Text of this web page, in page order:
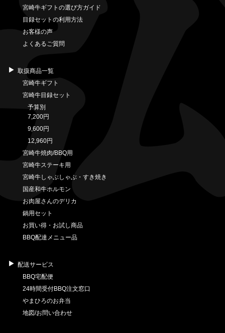
宮崎牛ギフトの選び方ガイド
目録セットの利用方法
お客様の声
よくあるご質問
取扱商品一覧
宮崎牛ギフト
宮崎牛目録セット
予算別
7,200円
9,600円
12,960円
宮崎牛焼肉/BBQ用
宮崎牛ステーキ用
宮崎牛しゃぶしゃぶ・すき焼き
国産和牛ホルモン
お肉屋さんのデリカ
鍋用セット
お買い得・お試し商品
BBQ配達メニュー品
配送サービス
BBQ宅配便
24時間受付BBQ注文窓口
やまひろのお弁当
地図/お問い合わせ